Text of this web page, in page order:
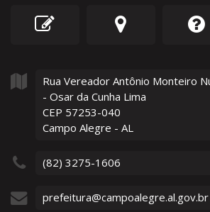
Rua Vereador Antônio Monteiro
- Osar da Cunha Lima
CEP 57253-040
Campo Alegre - AL
(82) 3275-1606
prefeitura@campoalegre.al.gov.br